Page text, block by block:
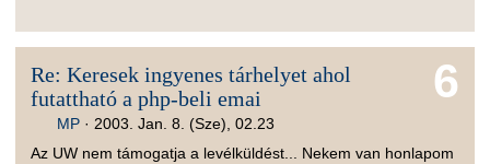
6
Re: Keresek ingyenes tárhelyet ahol
futattható a php-beli emai
MP ·2003. Jan. 8. (Sze), 02.23
Az UW nem támogatja a levélküldést... Nekem van honlapom